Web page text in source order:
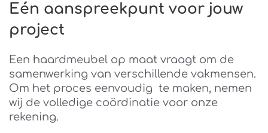
Eén aanspreekpunt voor jouw
project
Een haardmeubel op maat vraagt om de
samenwerking van verschillende vakmensen.
Om het proces eenvoudig te maken, nemen
wij de volledige coördinatie voor onze
rekening.